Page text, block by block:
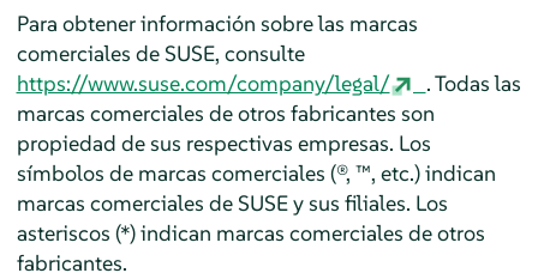
Para obtener información sobre las marcas
comerciales de SUSE, consulte
https://www.suse.com/company/legal/
. Todas las
marcas comerciales de otros fabricantes son
propiedad de sus respectivas empresas. Los
símbolos de marcas comerciales (®, ™, etc.) indican
marcas comerciales de SUSE y sus filiales. Los
asteriscos (*) indican marcas comerciales de otros
fabricantes.